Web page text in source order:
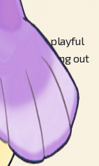
This playful
snorting out